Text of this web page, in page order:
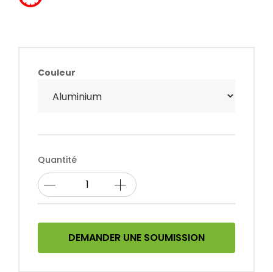
Couleur
Quantité
DEMANDER UNE SOUMISSION